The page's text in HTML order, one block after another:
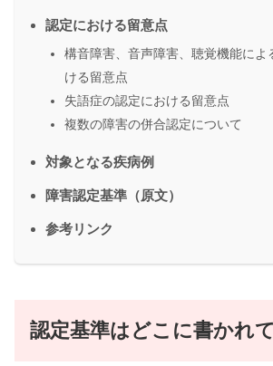
認定における留意点
構音障害、音声障害、聴覚機能によ
ける留意点
失語症の認定における留意点
複数の障害の併合認定について
対象となる疾病例
障害認定基準（原文）
参考リンク
認定基準はどこに書かれ